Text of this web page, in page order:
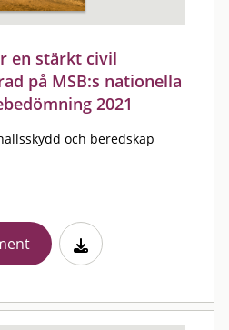
en stärkt civil
på MSB:s nationella
2021
och beredskap